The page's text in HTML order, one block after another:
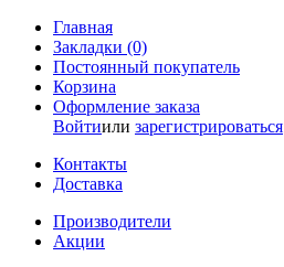
Главная
Закладки (0)
Постоянный покупатель
Корзина
Оформление заказа
Войтиили зарегистрироваться
Контакты
Доставка
Производители
Акции